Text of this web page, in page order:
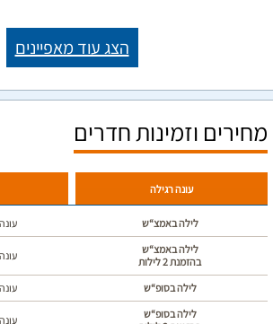
הצג עוד מאפיינים
מחירים וזמינות חדרים
עונה רגילה
לילה באמצ“ש
לילה באמצ“ש
בהזמנת 2 לילות
לילה בסופ“ש
לילה בסופ“ש